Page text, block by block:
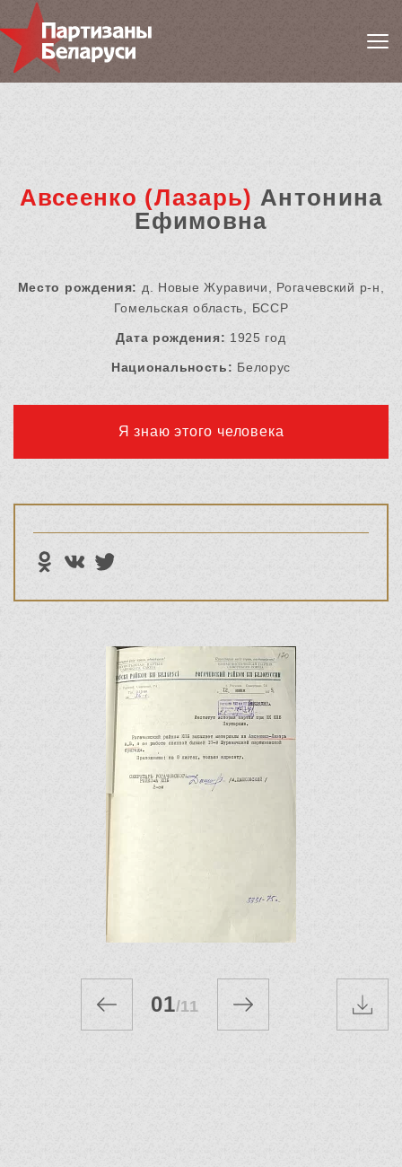
Авсеенко (Лазарь) Антонина
Ефимовна
Место рождения: д. Новые Журавичи, Рогачевский р-н,
Гомельская область, БССР
Дата рождения: 1925 год
Национальность: Белорус
Я знаю этого человека
01/11